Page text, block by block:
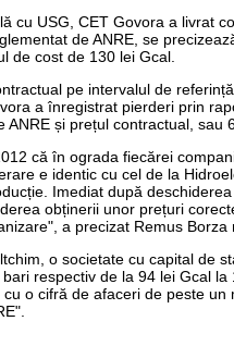
cu USG, CET Govora a livrat
de ANRE, se
de cost de 130 lei Gcal.
pe intervalul de
a înregistrat pierderi prin
ANRE și prețul contractual,
că în ograda fiecărei
e identic cu cel de la
Imediat după
obținerii unor prețuri
a precizat Remus
o societate cu capital de
respectiv de la 94 lei Gcal
o cifră de afaceri de peste